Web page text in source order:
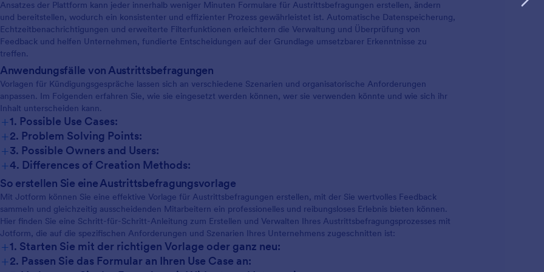
benutzerfreundlichen
von Jotform
Sie Ihre Checkliste für Exit
in Sekundenschnelle
Fügen Sie einfach per Drag
zusätzliche Fragen hinzu, um
zu vertiefen, oder
Sie Ihr Firmenlogo ein, um
professionellen Eindruck zu
Sie können die Checkliste
in andere Anwendungen
um die Ergebnisse sofort
Personalverwaltungssystemen
Indem Sie Ihre Exit
mit unserer kostenlosen
Checkliste digitalisieren,
Sie Zeit und Papier und
nahtlos das Feedback, das Sie
benötigen, die Ihr
verlassen.
Ansatzes der Plattform kann jeder innerhalb weniger Minuten Formulare für Austrittsbefragungen erstellen, ändern
und bereitstellen, wodurch ein konsistenter und effizienter Prozess gewährleistet ist. Automatische Datenspeicherung,
Echtzeitbenachrichtigungen und erweiterte Filterfunktionen erleichtern die Verwaltung und Überprüfung von
Feedback und helfen Unternehmen, fundierte Entscheidungen auf der Grundlage umsetzbarer Erkenntnisse zu
treffen.
Anwendungsfälle von Austrittsbefragungen
Vorlagen für Kündigungsgespräche lassen sich an verschiedene Szenarien und organisatorische Anforderungen
anpassen. Im Folgenden erfahren Sie, wie sie eingesetzt werden können, wer sie verwenden könnte und wie sich ihr
Inhalt unterscheiden kann.
+1. Possible Use Cases:
+2. Problem Solving Points:
+3. Possible Owners and Users:
+4. Differences of Creation Methods:
So erstellen Sie eine Austrittsbefragungsvorlage
Mit Jotform können Sie eine effektive Vorlage für Austrittsbefragungen erstellen, mit der Sie wertvolles Feedback
sammeln und gleichzeitig ausscheidenden Mitarbeitern ein professionelles und reibungsloses Erlebnis bieten können.
Hier finden Sie eine Schritt-für-Schritt-Anleitung zum Erstellen und Verwalten Ihres Austrittsbefragungsprozesses mit
Jotform, die auf die spezifischen Anforderungen und Szenarien Ihres Unternehmens zugeschnitten ist:
+1. Starten Sie mit der richtigen Vorlage oder ganz neu:
+2. Passen Sie das Formular an Ihren Use Case an: